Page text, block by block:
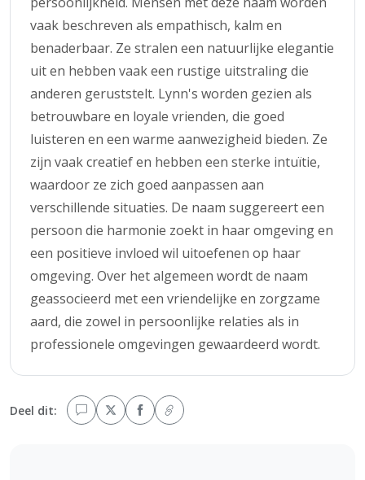
vaak beschreven als empathisch, kalm en
benaderbaar. Ze stralen een natuurlijke elegantie
uit en hebben vaak een rustige uitstraling die
anderen geruststelt. Lynn's worden gezien als
betrouwbare en loyale vrienden, die goed
luisteren en een warme aanwezigheid bieden. Ze
zijn vaak creatief en hebben een sterke intuïtie,
waardoor ze zich goed aanpassen aan
verschillende situaties. De naam suggereert een
persoon die harmonie zoekt in haar omgeving en
een positieve invloed wil uitoefenen op haar
omgeving. Over het algemeen wordt de naam
geassocieerd met een vriendelijke en zorgzame
aard, die zowel in persoonlijke relaties als in
professionele omgevingen gewaardeerd wordt.
Deel dit: